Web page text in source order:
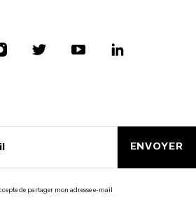
de partager mon adresse e-mail
ENVOYER